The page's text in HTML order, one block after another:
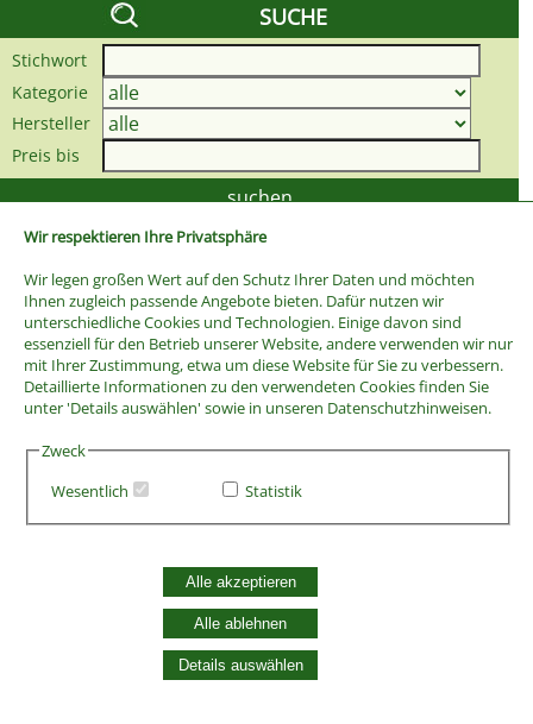
Wir respektieren Ihre Privatsphäre
Wir legen großen Wert auf den Schutz Ihrer Daten und möchten
Ihnen zugleich passende Angebote bieten. Dafür nutzen wir
unterschiedliche Cookies und Technologien. Einige davon sind
essenziell für den Betrieb unserer Website, andere verwenden wir nur
mit Ihrer Zustimmung, etwa um diese Website für Sie zu verbessern.
Detaillierte Informationen zu den verwendeten Cookies finden Sie
unter 'Details auswählen' sowie in unseren Datenschutzhinweisen.
Zweck
Wesentlich
Statistik
Alle akzeptieren
Alle ablehnen
Details auswählen
SUCHE
Stichwort
Kategorie
Hersteller
Preis bis
AGB
Vertrag widerrufen
Datenschutzerklärung
Zahlung und Versand
Batterieentsorgung
Widerruf Cookie-Einwilligung